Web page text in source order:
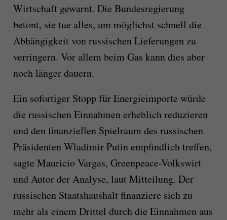
Wirtschaft gewarnt. Die Bundesregierung
betont, sie tue alles, um möglichst schnell die
Abhängigkeit von russischen Lieferungen zu
verringern. Vor allem beim Gas kann dies aber
noch länger dauern.
Ein sofortiger Stopp für Energieimporte würde
die russischen Einnahmen erheblich reduzieren
und den finanziellen Spielraum des russischen
Präsidenten Wladimir Putin empfindlich treffen,
sagte Mauricio Vargas, Greenpeace-Volkswirt
und Autor der Analyse, laut Mitteilung. Der
russischen Staatshaushalt finanziere sich zu
mehr als einem Drittel durch die Einnahmen aus